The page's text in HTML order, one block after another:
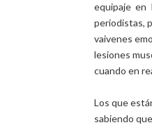
equipaje en
periodistas,
vaivenes
lesiones
cuando en
Los que
sabiendo